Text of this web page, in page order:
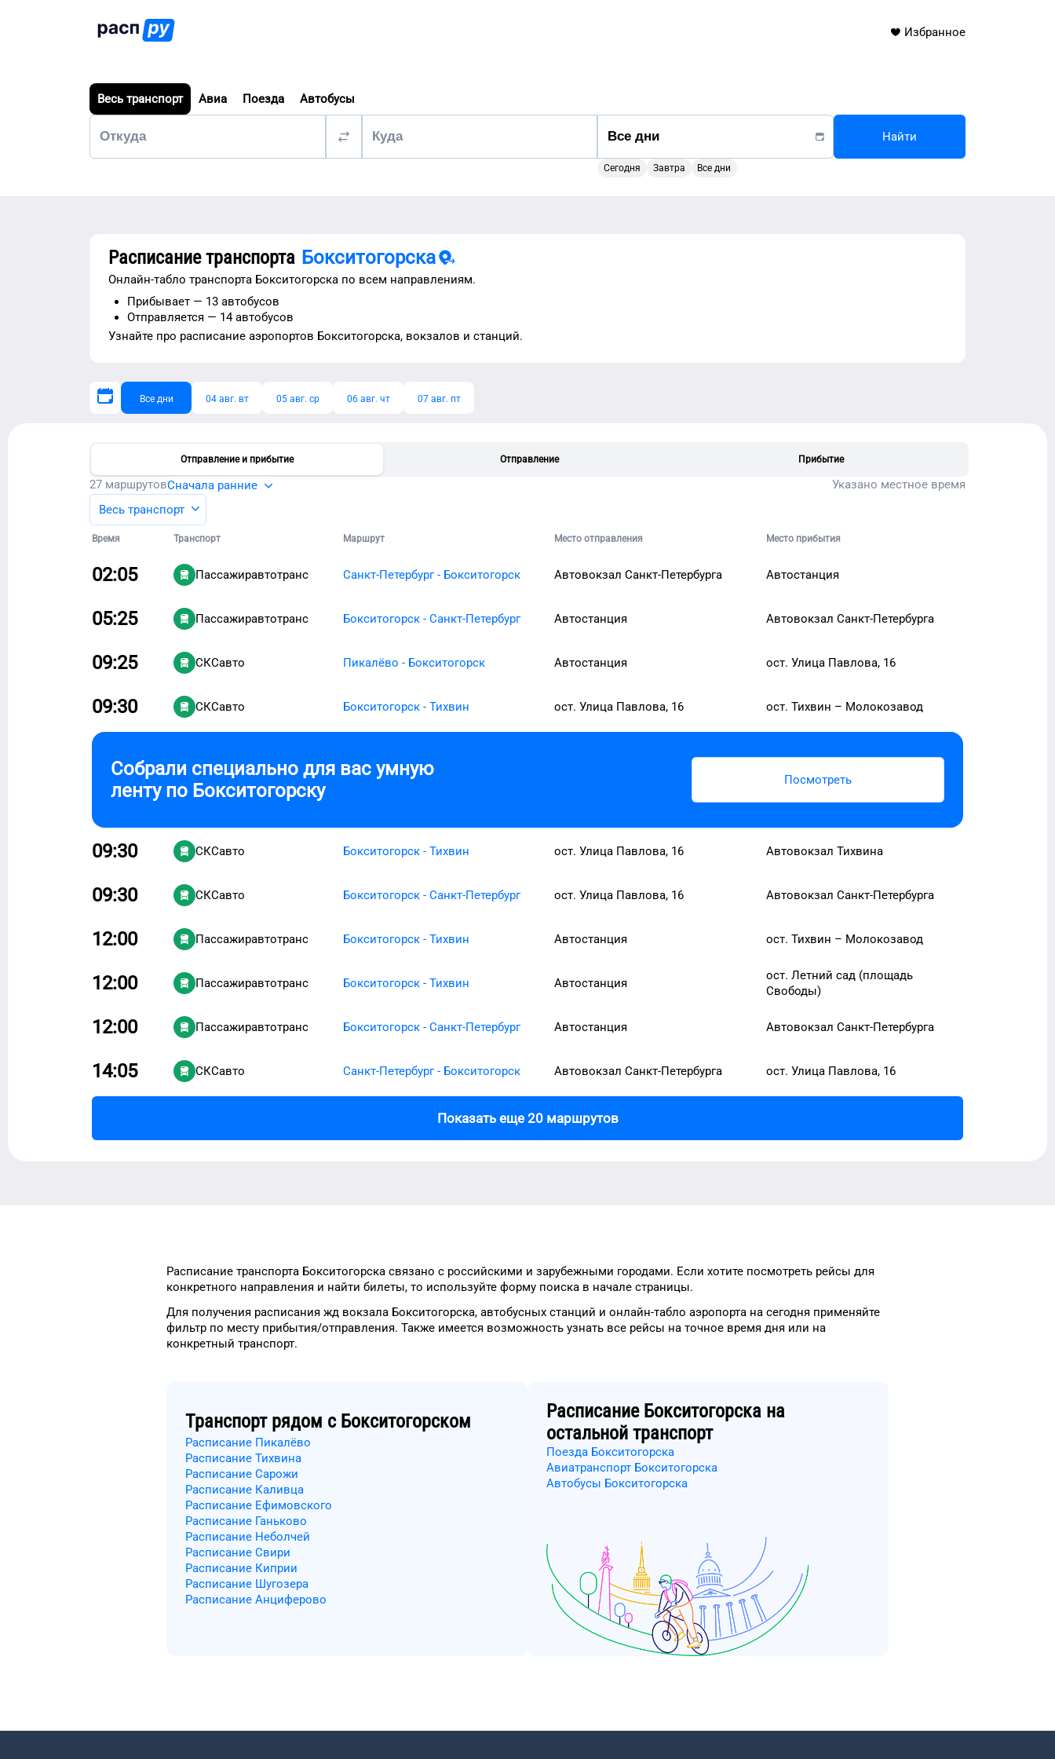
Избранное
Весь транспорт Авиа Поезда Автобусы
Сегодня Завтра Все дни
Найти
Расписание транспорта Бокситогорска
Онлайн-табло транспорта Бокситогорска по всем направлениям.
Прибывает — 13 автобусов
Отправляется — 14 автобусов
Узнайте про расписание аэропортов Бокситогорска, вокзалов и станций.
Все дни 04 авг. вт 05 авг. ср 06 авг. чт 07 авг. пт
Отправление и прибытие Отправление Прибытие
27 маршрутовСначала ранние
Указано местное время
Весь транспорт
Время Транспорт Маршрут Место отправления Место прибытия
02:05 Пассажиравтотранс Санкт-Петербург - Бокситогорск Автовокзал Санкт-Петербурга Автостанция
05:25 Пассажиравтотранс Бокситогорск - Санкт-Петербург Автостанция Автовокзал Санкт-Петербурга
09:25 СКСавто Пикалёво - Бокситогорск Автостанция ост. Улица Павлова, 16
09:30 СКСавто Бокситогорск - Тихвин ост. Улица Павлова, 16 ост. Тихвин – Молокозавод
Собрали специально для вас умную
ленту по Бокситогорску Посмотреть
09:30 СКСавто Бокситогорск - Тихвин ост. Улица Павлова, 16 Автовокзал Тихвина
09:30 СКСавто Бокситогорск - Санкт-Петербург ост. Улица Павлова, 16 Автовокзал Санкт-Петербурга
12:00 Пассажиравтотранс Бокситогорск - Тихвин Автостанция ост. Тихвин – Молокозавод
12:00 Пассажиравтотранс Бокситогорск - Тихвин Автостанция
ост. Летний сад (площадь
Свободы)
12:00 Пассажиравтотранс Бокситогорск - Санкт-Петербург Автостанция Автовокзал Санкт-Петербурга
14:05 СКСавто Санкт-Петербург - Бокситогорск Автовокзал Санкт-Петербурга ост. Улица Павлова, 16
Показать еще 20 маршрутов
Расписание транспорта Бокситогорска связано с российскими и зарубежными городами. Если хотите посмотреть рейсы для
конкретного направления и найти билеты, то используйте форму поиска в начале страницы.
Для получения расписания жд вокзала Бокситогорска, автобусных станций и онлайн-табло аэропорта на сегодня применяйте
фильтр по месту прибытия/отправления. Также имеется возможность узнать все рейсы на точное время дня или на
конкретный транспорт.
Транспорт рядом с Бокситогорском
Расписание Пикалёво
Расписание Тихвина
Расписание Сарожи
Расписание Каливца
Расписание Ефимовского
Расписание Ганьково
Расписание Неболчей
Расписание Свири
Расписание Киприи
Расписание Шугозера
Расписание Анциферово
Расписание Бокситогорска на
остальной транспорт
Поезда Бокситогорска
Авиатранспорт Бокситогорска
Автобусы Бокситогорска